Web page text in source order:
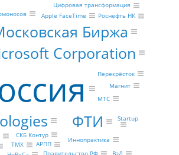
Corporation
ФТИ
Биржа
МТС
СКБ Контур
Иннопрактика
Магнит
Перекрёсток
Роснефть НК
ТМХ
Правительство РФ
АРПП
Цифровая трансформация
Apple FaceTime
Startup